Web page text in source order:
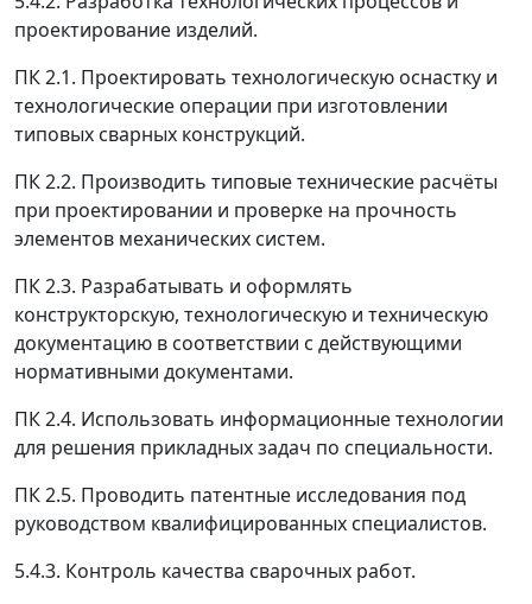
проектирование изделий.
ПК 2.1. Проектировать технологическую оснастку и
технологические операции при изготовлении
типовых сварных конструкций.
ПК 2.2. Производить типовые технические расчёты
при проектировании и проверке на прочность
элементов механических систем.
ПК 2.3. Разрабатывать и оформлять
конструкторскую, технологическую и техническую
документацию в соответствии с действующими
нормативными документами.
ПК 2.4. Использовать информационные технологии
для решения прикладных задач по специальности.
ПК 2.5. Проводить патентные исследования под
руководством квалифицированных специалистов.
5.4.3. Контроль качества сварочных работ.